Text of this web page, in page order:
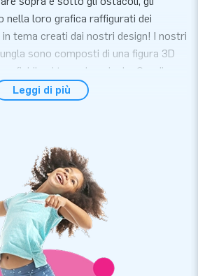
nella loro grafica raffigurati dei
tema creati dai nostri design! I nostri
sono composti di una figura 3D
si trova lo scivolo. Ore di
questo gonfiabile multigioco
giungla entro 10 minuti ad
un compleanno o un altro evento
gonfiabile compatto è facile da
viene fornito con un soffiatore,
materiale d'imballaggio ed un
per una bellissima esperienza.
Leggi di più